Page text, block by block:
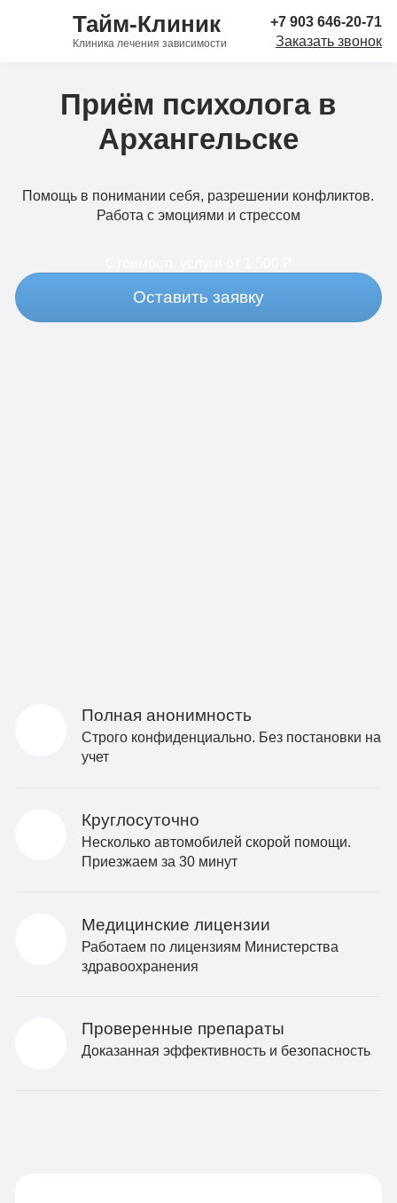
Тайм-Клиник
Клиника лечения зависимости
+7 903 646-20-71
Заказать звонок
Приём психолога в
Архангельске
Помощь в понимании себя, разрешении конфликтов.
Работа с эмоциями и стрессом
Оставить заявку
Полная анонимность
Строго конфиденциально. Без постановки на
учет
Круглосуточно
Несколько автомобилей скорой помощи.
Приезжаем за 30 минут
Медицинские лицензии
Работаем по лицензиям Министерства
здравоохранения
Проверенные препараты
Доказанная эффективность и безопасность